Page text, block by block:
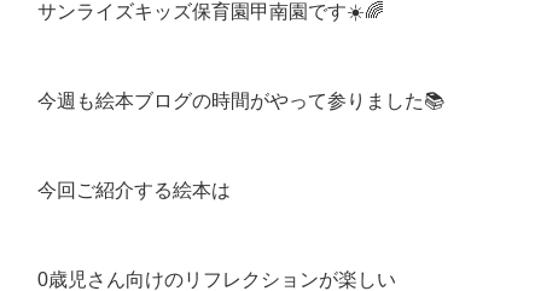
サンライズキッズ保育園甲南園です☀️🌈
今週も絵本ブログの時間がやって参りました📚
今回ご紹介する絵本は
0歳児さん向けのリフレクションが楽しい